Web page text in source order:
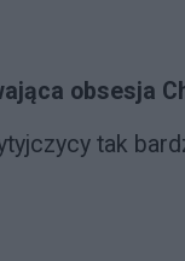
obsesja
tak